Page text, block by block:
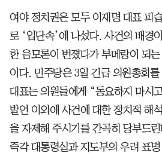
여야 정치권은 모두 이재명 대표 피
로 ‘입단속’에 나섰다. 사건의 배경
한 음모론이 번졌다가 부메랑이 되
이다. 민주당은 3일 긴급 의원총회
대표는 의원들에게 “동요하지 마시
발언 이외에 사건에 대한 정치적 해
을 자제해 주시기를 간곡히 당부드
즉각 대통령실과 지도부의 우려 표